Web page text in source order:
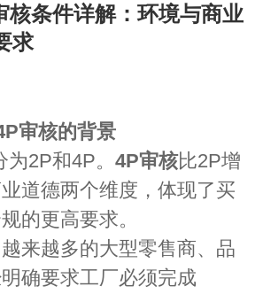
核条件详解：环境与商业
求
审核的背景
2P和4P。 4P审核比2P增
道德两个维度，体现了买
的更高要求。
来越多的大型零售商、品
确要求工厂必须完成